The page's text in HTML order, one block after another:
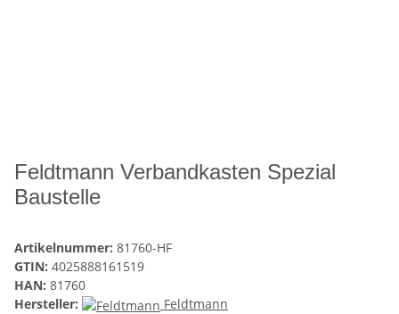
Feldtmann Verbandkasten Spezial
Baustelle
Artikelnummer: 81760-HF
GTIN: 4025888161519
HAN: 81760
Hersteller:
Feldtmann